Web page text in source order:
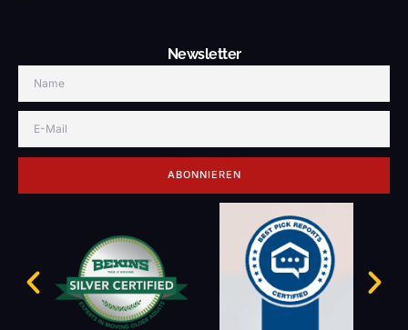
Newsletter
ABONNIEREN